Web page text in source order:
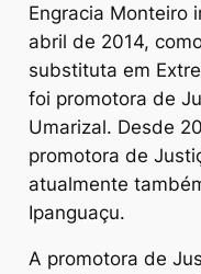
Engracia Monteiro
abril de 2014,
substituta em
foi promotora de
Umarizal. Desde
promotora de
atualmente
Ipanguaçu.
A promotora de